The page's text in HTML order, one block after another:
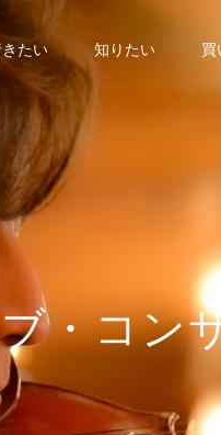
たい 知りたい 買
コンサー